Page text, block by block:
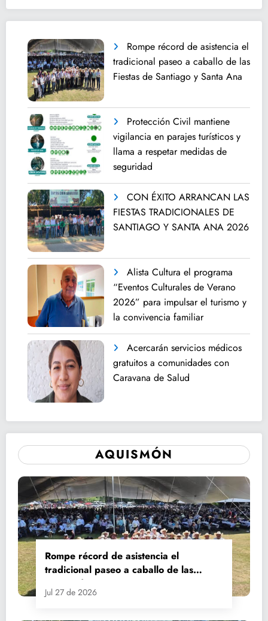
Rompe récord de asistencia el
tradicional paseo a caballo de las
Fiestas de Santiago y Santa Ana
Protección Civil mantiene
vigilancia en parajes turísticos y
llama a respetar medidas de
seguridad
CON ÉXITO ARRANCAN LAS
FIESTAS TRADICIONALES DE
SANTIAGO Y SANTA ANA 2026
Alista Cultura el programa
“Eventos Culturales de Verano
2026” para impulsar el turismo y
la convivencia familiar
Acercarán servicios médicos
gratuitos a comunidades con
Caravana de Salud
AQUISMÓN
Rompe récord de asistencia el
tradicional paseo a caballo de las
Fiestas de Santiago y Santa Ana
Jul 27 de 2026